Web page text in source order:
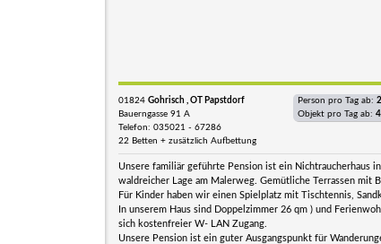
01824 Gohrisch , OT Papstdorf
Bauerngasse 91 A
Telefon: 035021 - 67286
22 Betten + zusätzlich Aufbettung
Person pro Tag ab:
Objekt pro Tag ab:
Unsere familiär geführte Pension ist ein Nichtraucherhaus
waldreicher Lage am Malerweg. Gemütliche Terrassen mit
Für Kinder haben wir einen Spielplatz mit Tischtennis,
In unserem Haus sind Doppelzimmer 26 qm ) und
sich kostenfreier W- LAN Zugang.
Unsere Pension ist ein guter Ausgangspunkt für